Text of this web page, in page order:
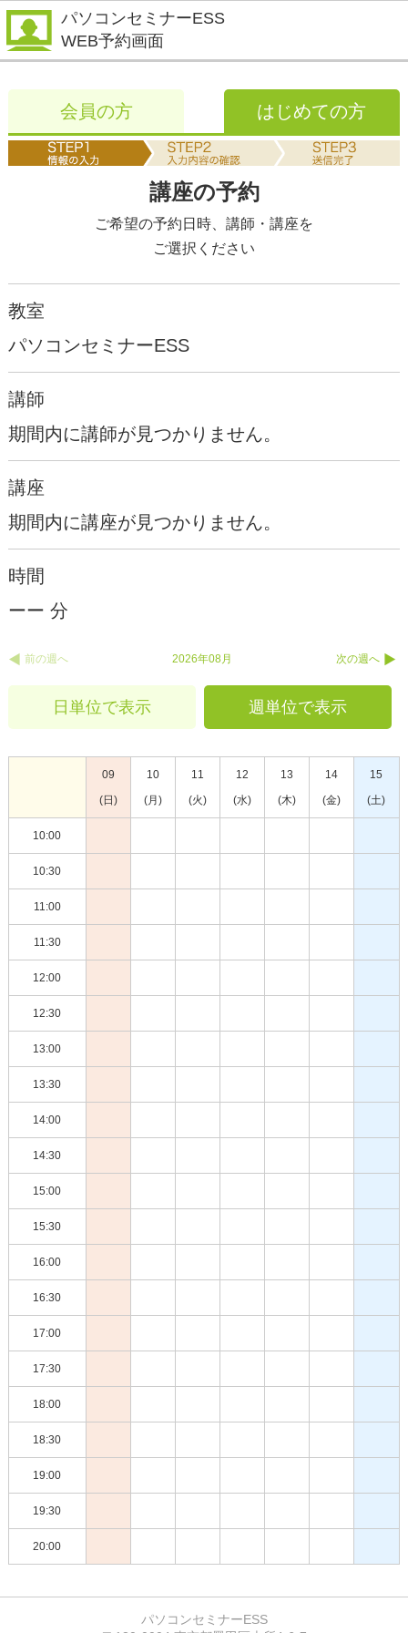
パソコンセミナーESS
WEB予約画面
会員の方 はじめての方
講座の予約
ご希望の予約日時、講師・講座を
ご選択ください
教室
パソコンセミナーESS
講師
期間内に講師が見つかりません。
講座
期間内に講座が見つかりません。
時間
ーー 分
前の週へ 2026年08月 次の週へ
週単位で表示
日単位で表示
09
(日)
10
(月)
11
(火)
12
(水)
13
(木)
14
(金)
15
(土)
10:00
10:30
11:00
11:30
12:00
12:30
13:00
13:30
14:00
14:30
15:00
15:30
16:00
16:30
17:00
17:30
18:00
18:30
19:00
19:30
20:00
パソコンセミナーESS